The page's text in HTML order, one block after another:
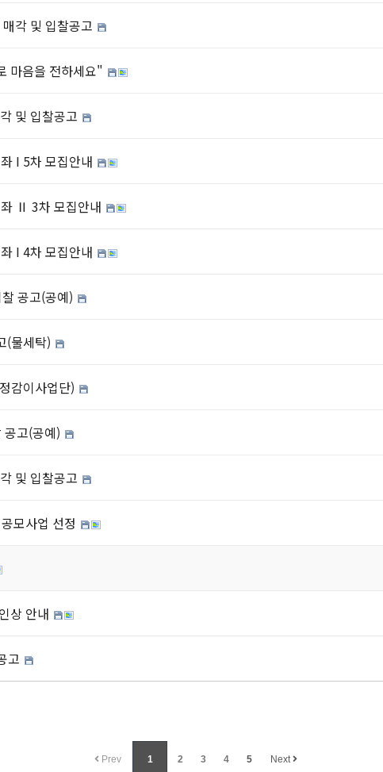
각 및 입찰공고
마음을 전하세요"
및 입찰공고
I 5차 모집안내
Ⅱ 3차 모집안내
I 4차 모집안내
공고(공예)
(물세탁)
감이사업단)
고(공예)
및 입찰공고
모사업 선정
상 안내
고
Prev 1 2 3 4 5 Next